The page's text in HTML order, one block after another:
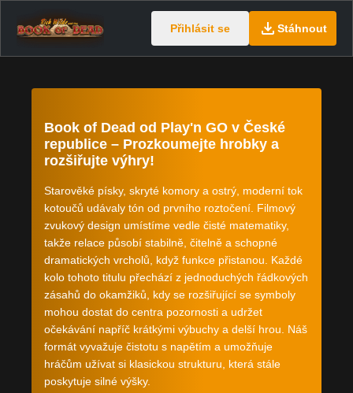
Přihlásit se Stáhnout
Book of Dead od Play'n GO v České
republice – Prozkoumejte hrobky a
rozšiřujte výhry!
Starověké písky, skryté komory a ostrý, moderní tok
kotoučů udávaly tón od prvního roztočení. Filmový
zvukový design umístíme vedle čisté matematiky,
takže relace působí stabilně, čitelně a schopné
dramatických vrcholů, když funkce přistanou. Každé
kolo tohoto titulu přechází z jednoduchých řádkových
zásahů do okamžiků, kdy se rozšiřující se symboly
mohou dostat do centra pozornosti a udržet
očekávání napříč krátkými výbuchy a delší hrou. Náš
formát vyvažuje čistotu s napětím a umožňuje
hráčům užívat si klasickou strukturu, která stále
poskytuje silné výšky.